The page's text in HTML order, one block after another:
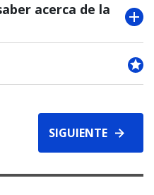
acerca de la
SIGUIENTE